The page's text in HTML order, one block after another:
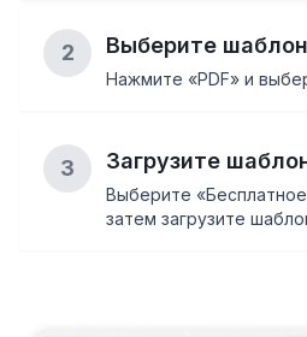
2 Выберите шаблон
Нажмите «PDF» и
3 Загрузите
Выберите «Бесплатное
затем загрузите